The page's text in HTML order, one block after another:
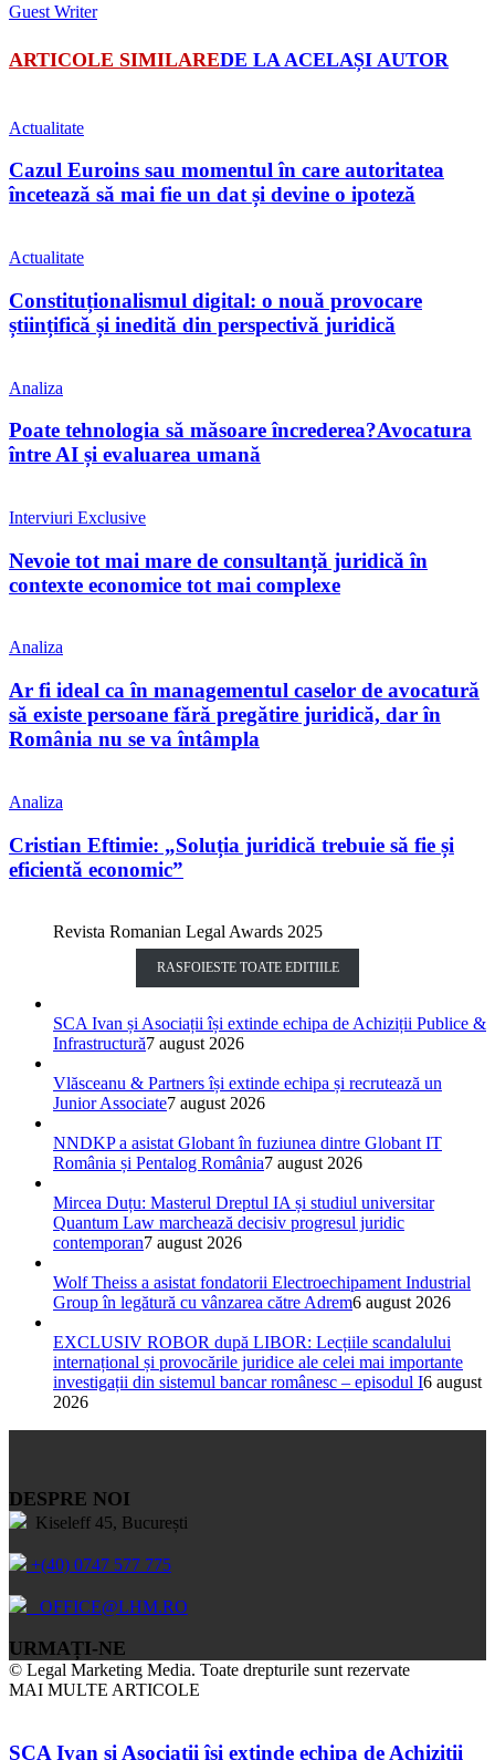
Guest Writer
ARTICOLE SIMILAREDE LA ACELAȘI AUTOR
Actualitate
Cazul Euroins sau momentul în care autoritatea
încetează să mai fie un dat și devine o ipoteză
Actualitate
Constituționalismul digital: o nouă provocare
științifică și inedită din perspectivă juridică
Analiza
Poate tehnologia să măsoare încrederea?Avocatura
între AI și evaluarea umană
Interviuri Exclusive
Nevoie tot mai mare de consultanță juridică în
contexte economice tot mai complexe
Analiza
Ar fi ideal ca în managementul caselor de avocatură
să existe persoane fără pregătire juridică, dar în
România nu se va întâmpla
Analiza
Cristian Eftimie: „Soluția juridică trebuie să fie și
eficientă economic”
Revista Romanian Legal Awards 2025
RASFOIESTE TOATE EDITIILE
SCA Ivan și Asociații își extinde echipa de Achiziții Publice &
Infrastructură7 august 2026
Vlăsceanu & Partners își extinde echipa și recrutează un
Junior Associate7 august 2026
NNDKP a asistat Globant în fuziunea dintre Globant IT
România și Pentalog România7 august 2026
Mircea Duțu: Masterul Dreptul IA și studiul universitar
Quantum Law marchează decisiv progresul juridic
contemporan7 august 2026
Wolf Theiss a asistat fondatorii Electroechipament Industrial
Group în legătură cu vânzarea către Adrem6 august 2026
EXCLUSIV ROBOR după LIBOR: Lecțiile scandalului
internațional și provocările juridice ale celei mai importante
investigații din sistemul bancar românesc – episodul I6 august
2026
DESPRE NOI
Kiseleff 45, București
+(40) 0747 577 775
OFFICE@LHM.RO
URMAȚI-NE
© Legal Marketing Media. Toate drepturile sunt rezervate
MAI MULTE ARTICOLE
SCA Ivan și Asociații își extinde echipa de Achiziții